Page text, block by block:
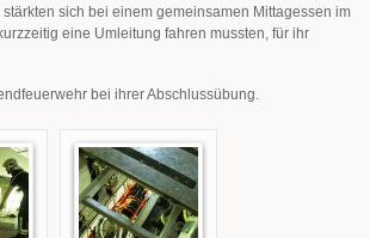
sich bei einem gemeinsamen Mittagessen im
eine Umleitung fahren mussten, für ihr
bei ihrer Abschlussübung.